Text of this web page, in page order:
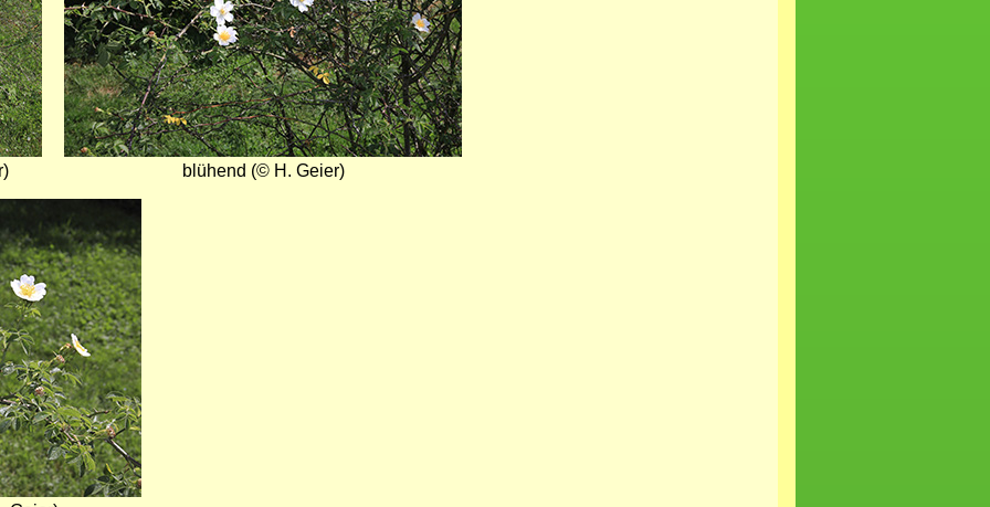
blühend (© H. Geier)